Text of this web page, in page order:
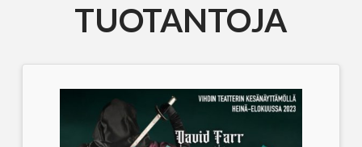
TUOTANTOJA